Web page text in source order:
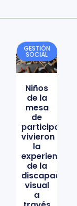
GESTIÓN
SOCIAL
Niños
de la
mesa
de
participación
vivieron
la
experiencia
de la
discapacidad
visual
a